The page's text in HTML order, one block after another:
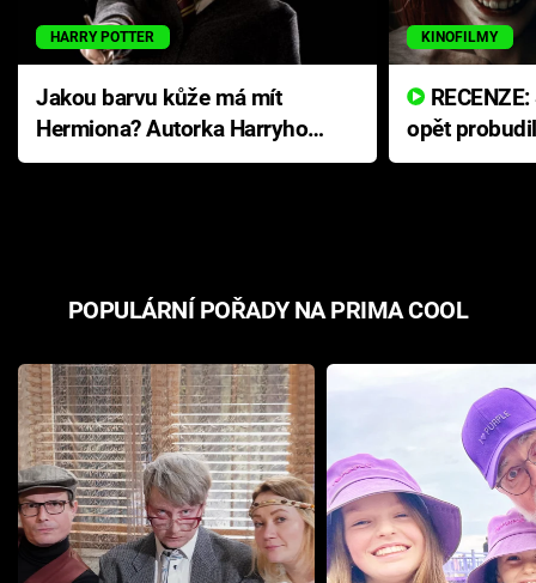
HARRY POTTER
Jakou barvu kůže má mít
Hermiona? Autorka Harryho
Pottera přišla s ráznou
KINOFILMY
opět
přichází s
POPULÁRNÍ POŘADY NA PRIMA COOL